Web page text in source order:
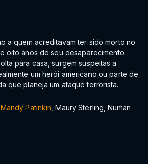
a quem acreditavam ter sido morto no
oito anos de seu desaparecimento.
para casa, surgem suspeitas a
um herói americano ou parte de
que planeja um ataque terrorista.
Mandy Patinkin , Maury Sterling, Numan